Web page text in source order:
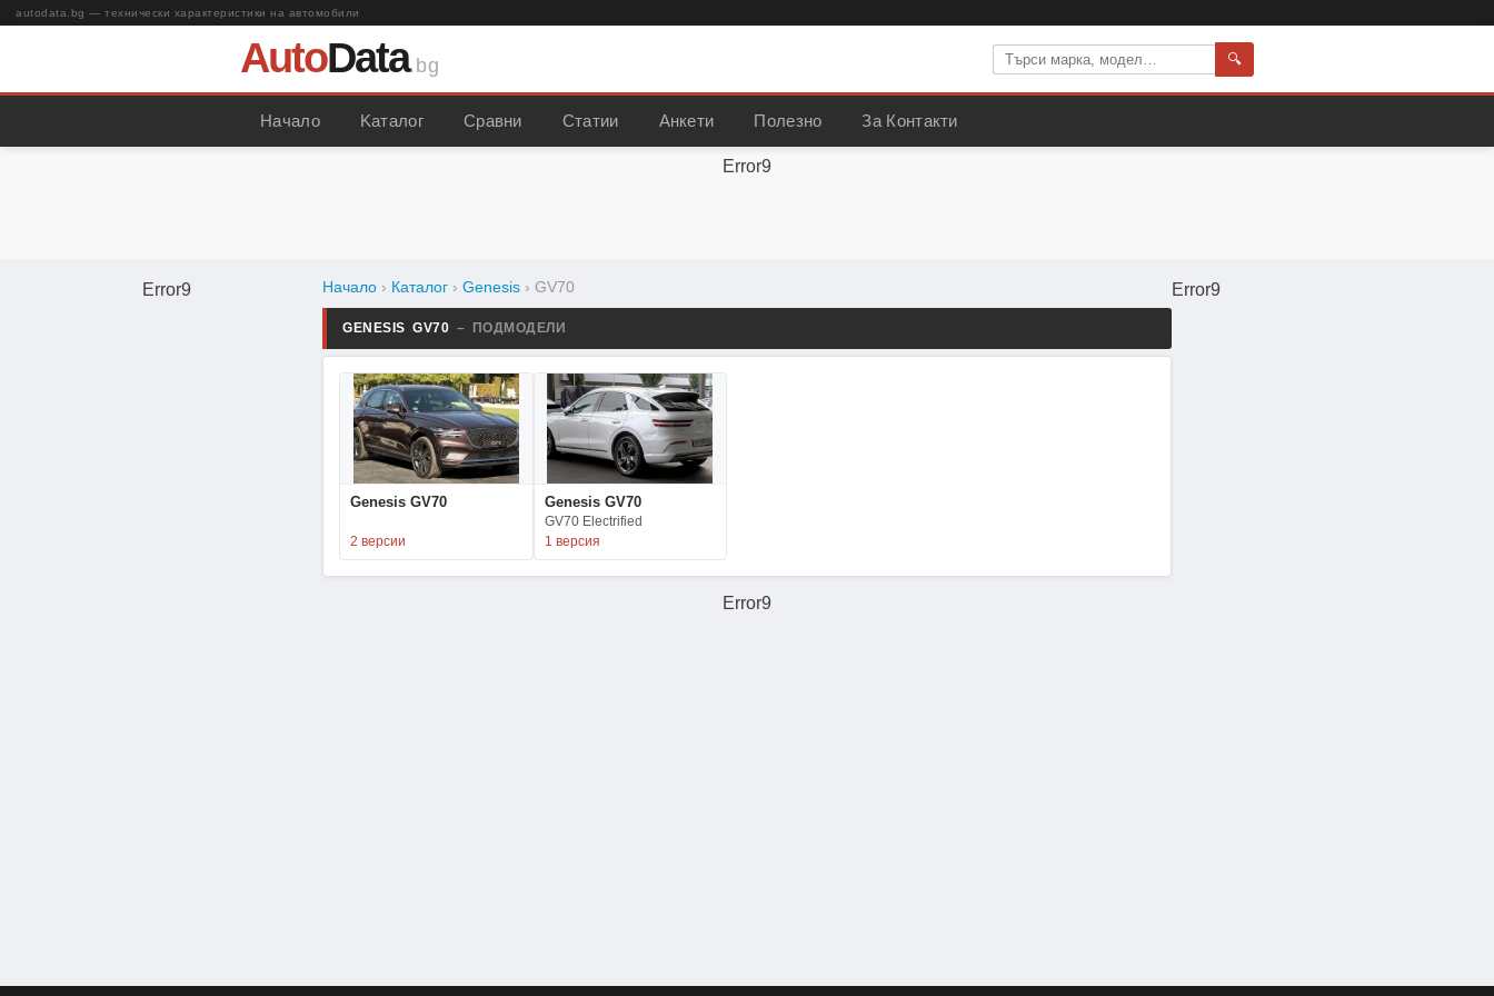
autodata.bg — технически характеристики на автомобили
AutoData.bg 🔍
Начало Kаталог Сравни Статии Анкети Полезно За Контакти
Error9
Error9 Начало › Каталог › Genesis › GV70
GENESIS GV70 – ПОДМОДЕЛИ
Genesis GV70
2 версии
Genesis GV70
GV70 Electrified
1 версия
Error9
Error9